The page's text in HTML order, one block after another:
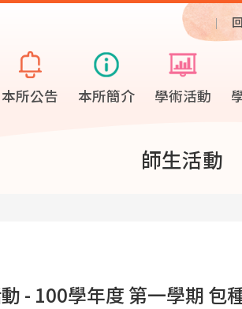
本所公告 本所簡介 學術活動
師生活動
- 100學年度 第一學期 包